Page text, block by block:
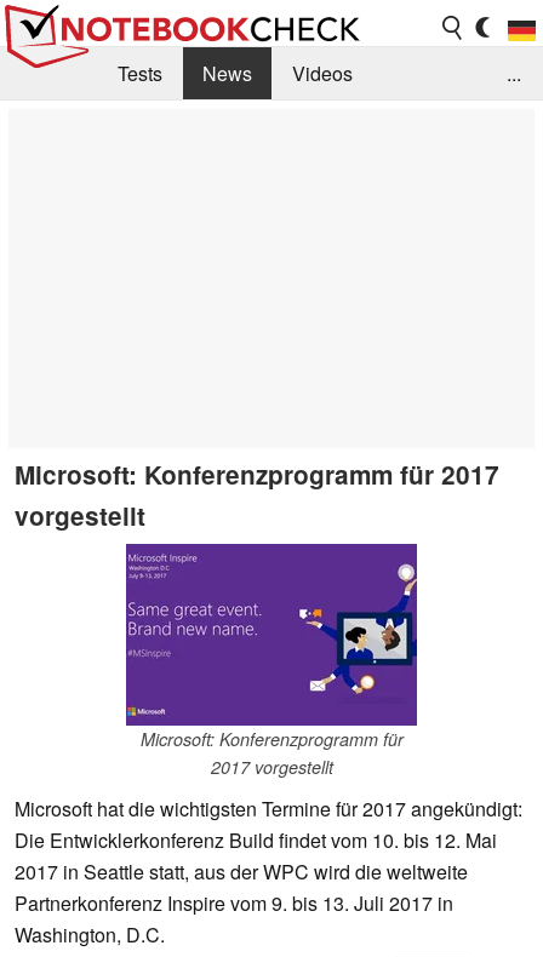
Tests News
Videos
...
Microsoft: Konferenzprogramm für 2017
vorgestellt
Microsoft: Konferenzprogramm für
2017 vorgestellt
Microsoft hat die wichtigsten Termine für 2017 angekündigt:
Die Entwicklerkonferenz Build findet vom 10. bis 12. Mai
2017 in Seattle statt, aus der WPC wird die weltweite
Partnerkonferenz Inspire vom 9. bis 13. Juli 2017 in
Washington, D.C.